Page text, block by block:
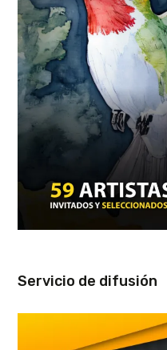
Servicio de difusión